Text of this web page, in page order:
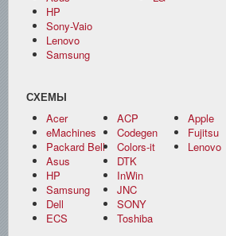
HP
Sony-Vaio
Lenovo
Samsung
СХЕМЫ
Acer
eMachines
Packard Bell
Asus
HP
Samsung
Dell
ECS
ACP
Codegen
Colors-it
DTK
InWin
JNC
SONY
Toshiba
Apple
Fujitsu
Lenovo